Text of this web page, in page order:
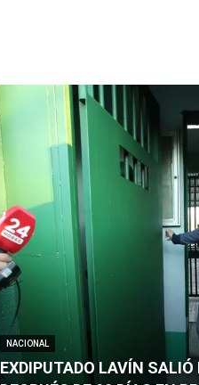
NACIONAL
EXDIPUTADO LAVÍN SALIÓ